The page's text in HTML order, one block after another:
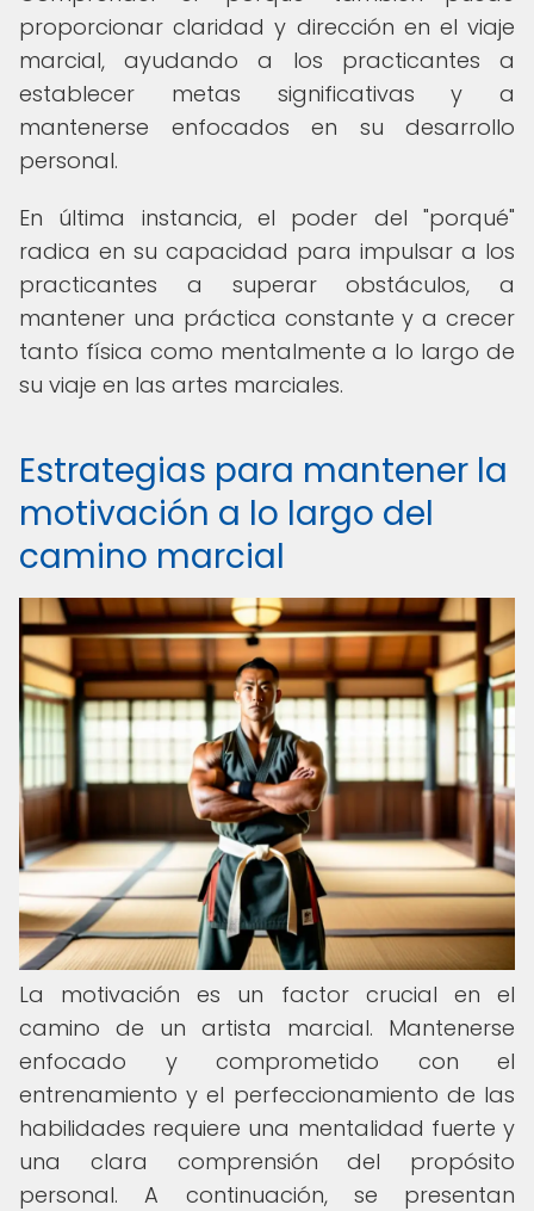
proporcionar claridad y dirección en el viaje
marcial, ayudando a los practicantes a
establecer metas significativas y a
mantenerse enfocados en su desarrollo
personal.
En última instancia, el poder del "porqué"
radica en su capacidad para impulsar a los
practicantes a superar obstáculos, a
mantener una práctica constante y a crecer
tanto física como mentalmente a lo largo de
su viaje en las artes marciales.
Estrategias para mantener la
motivación a lo largo del
camino marcial
La motivación es un factor crucial en el
camino de un artista marcial. Mantenerse
enfocado y comprometido con el
entrenamiento y el perfeccionamiento de las
habilidades requiere una mentalidad fuerte y
una clara comprensión del propósito
personal. A continuación, se presentan